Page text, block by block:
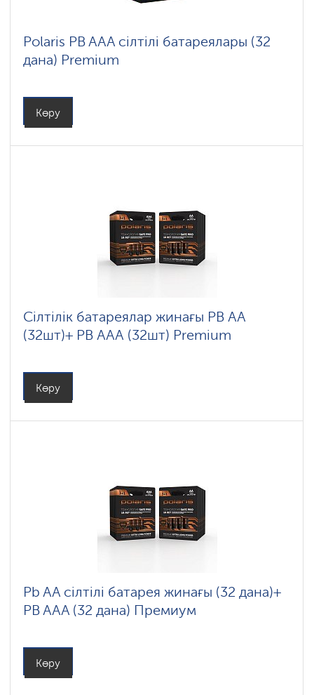
Polaris PB AAA сілтілі батареялары (32
дана) Premium
Көру
Сілтілік батареялар жинағы PB АА
(32шт)+ PB ААА (32шт) Premium
Көру
Pb AA сілтілі батарея жинағы (32 дана)+
PB AAA (32 дана) Премиум
Көру